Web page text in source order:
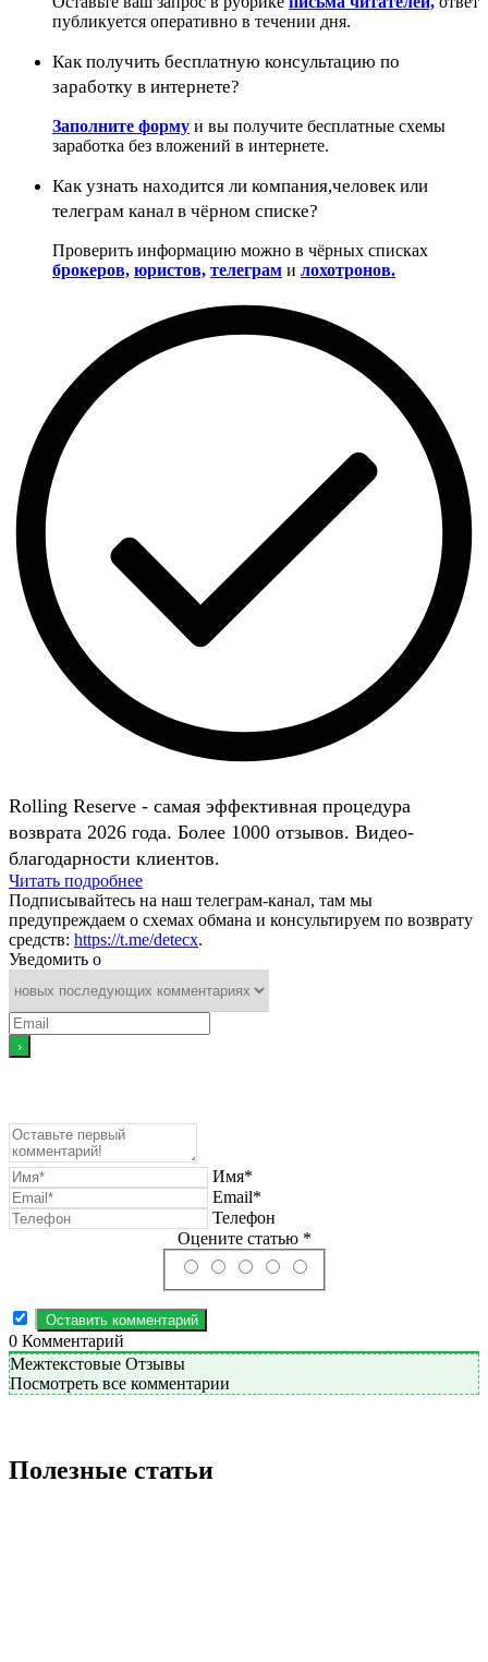
публикуется оперативно в течении дня.
Как получить бесплатную консультацию по
заработку в интернете?
Заполните форму и вы получите бесплатные схемы
заработка без вложений в интернете.
Как узнать находится ли компания,человек или
телеграм канал в чёрном списке?
Проверить информацию можно в чёрных списках
брокеров, юристов, телеграм и лохотронов.
Rolling Reserve - самая эффективная процедура
возврата 2026 года. Более 1000 отзывов. Видео-
благодарности клиентов.
Читать подробнее
Подписывайтесь на наш телеграм-канал, там мы
предупреждаем о схемах обмана и консультируем по возврату
средств: https://t.me/detecx.
Уведомить о
Имя*
Email*
Телефон
Оцените статью *
0 Комментарий
Межтекстовые Отзывы
Посмотреть все комментарии
Полезные статьи